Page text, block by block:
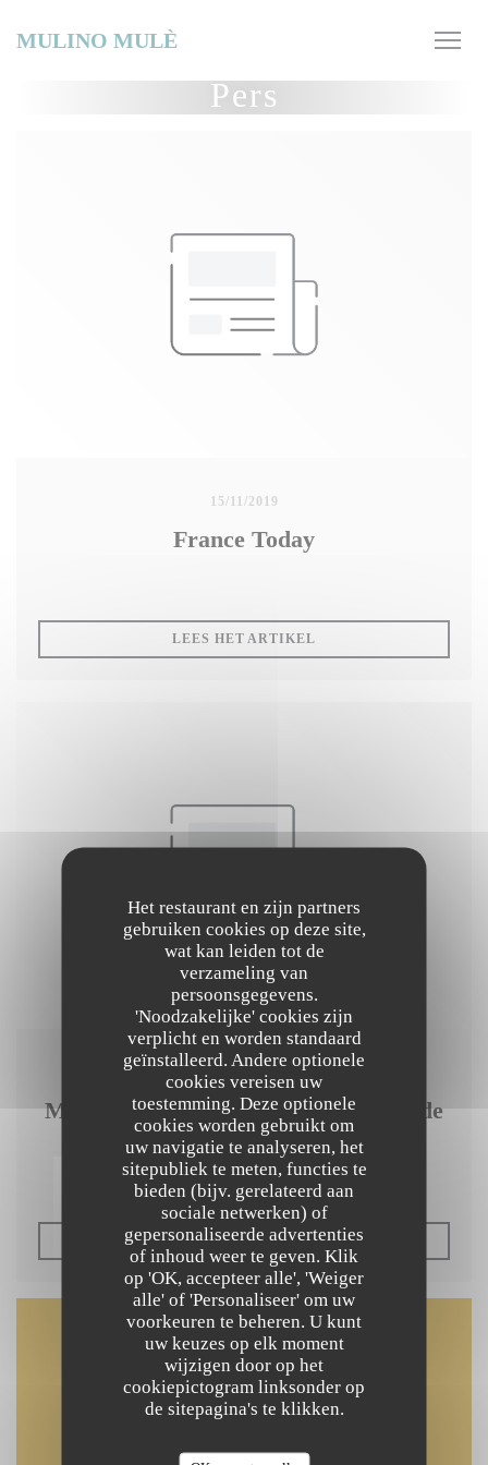
Het restaurant en zijn partners
gebruiken cookies op deze site,
wat kan leiden tot de
verzameling van
persoonsgegevens.
'Noodzakelijke' cookies zijn
verplicht en worden standaard
geïnstalleerd. Andere optionele
cookies vereisen uw
toestemming. Deze optionele
cookies worden gebruikt om
uw navigatie te analyseren, het
sitepubliek te meten, functies te
bieden (bijv. gerelateerd aan
sociale netwerken) of
gepersonaliseerde advertenties
of inhoud weer te geven. Klik
op 'OK, accepteer alle', 'Weiger
alle' of 'Personaliseer' om uw
voorkeuren te beheren. U kunt
uw keuzes op elk moment
wijzigen door op het
cookiepictogram linksonder op
de sitepagina's te klikken.
MULINO MULÈ
Pers
15/11/2019
France Today
LEES HET ARTIKEL((OPENT IN EEN
03/12/2018
Mulino Mulé // La #TTBonne Table de
la semaine
LEES HET ARTIKEL((OPENT IN EEN
Plattegrond en Contact
25 Rue Sainte-Marthe 75010 Paris